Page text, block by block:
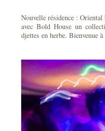
Nouvelle résidence :
avec Bold House un
djettes en herbe. Bienvenue